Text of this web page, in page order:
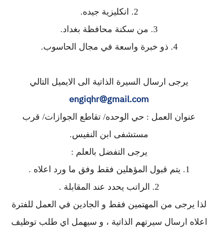
2. انكليزية جيده.
3. من سكنة محافظة بغداد.
4. ذو خبرة واسعة في مجال الحاسوب.
يرجى ارسال السيرة الذاتية الى الايميل التالي
engiqhr@gmail.com
عنوان العمل : حي الوحده/ تقاطع الجوازات/ قرب
مستشفى ابن النفيس.
يرجى التفضل بالعلم :
1. يتم قبول المؤهلين فقط وفق ما ورد اعلاه .
2. الراتب يحدد عند المقابلة .
لذا يرجى من المهتمين فقط و الجادين في العمل للفترة
اعلاه ارسال سيرتهم الذاتية ، و سيهمل اي طلب توظيف